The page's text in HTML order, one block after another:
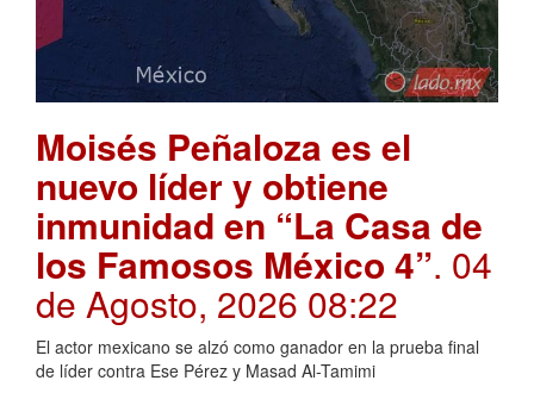
Moisés Peñaloza es el
nuevo líder y obtiene
inmunidad en “La Casa de
los Famosos México 4”. 04
de Agosto, 2026 08:22
El actor mexicano se alzó como ganador en la prueba final
de líder contra Ese Pérez y Masad Al-Tamimi